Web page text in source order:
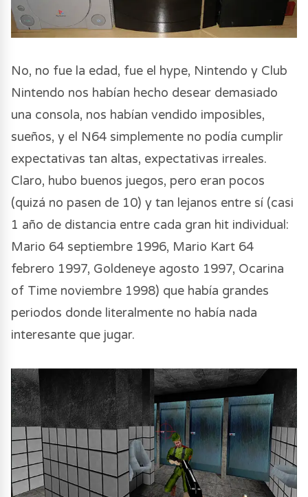
No, no fue la edad, fue el hype, Nintendo y Club
Nintendo nos habían hecho desear demasiado
una consola, nos habían vendido imposibles,
sueños, y el N64 simplemente no podía cumplir
expectativas tan altas, expectativas irreales.
Claro, hubo buenos juegos, pero eran pocos
(quizá no pasen de 10) y tan lejanos entre sí (casi
1 año de distancia entre cada gran hit individual:
Mario 64 septiembre 1996, Mario Kart 64
febrero 1997, Goldeneye agosto 1997, Ocarina
of Time noviembre 1998) que había grandes
periodos donde literalmente no había nada
interesante que jugar.